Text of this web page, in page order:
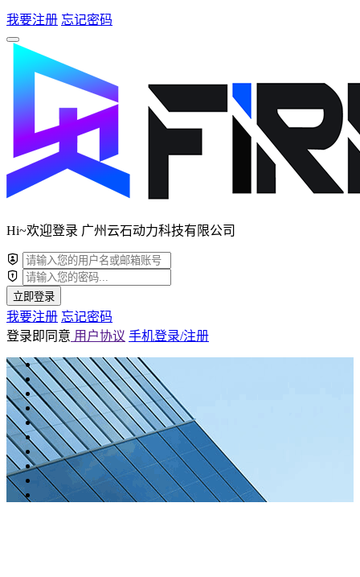
我要注册 忘记密码
Hi~欢迎登录 广州云石动力科技有限公司
立即登录
我要注册 忘记密码
登录即同意 用户协议 手机登录/注册